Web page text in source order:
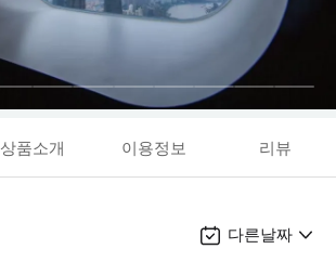
상품소개 이용정보 리뷰
다른날짜